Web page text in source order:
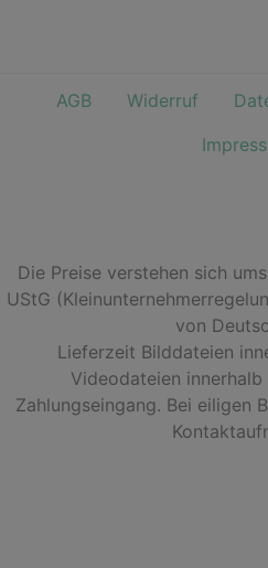
AGB Widerruf
Die Preise verstehen sich
UStG
von
Lieferzeit Bilddateien
Videodateien innerhalb
Zahlungseingang. Bei eiligen